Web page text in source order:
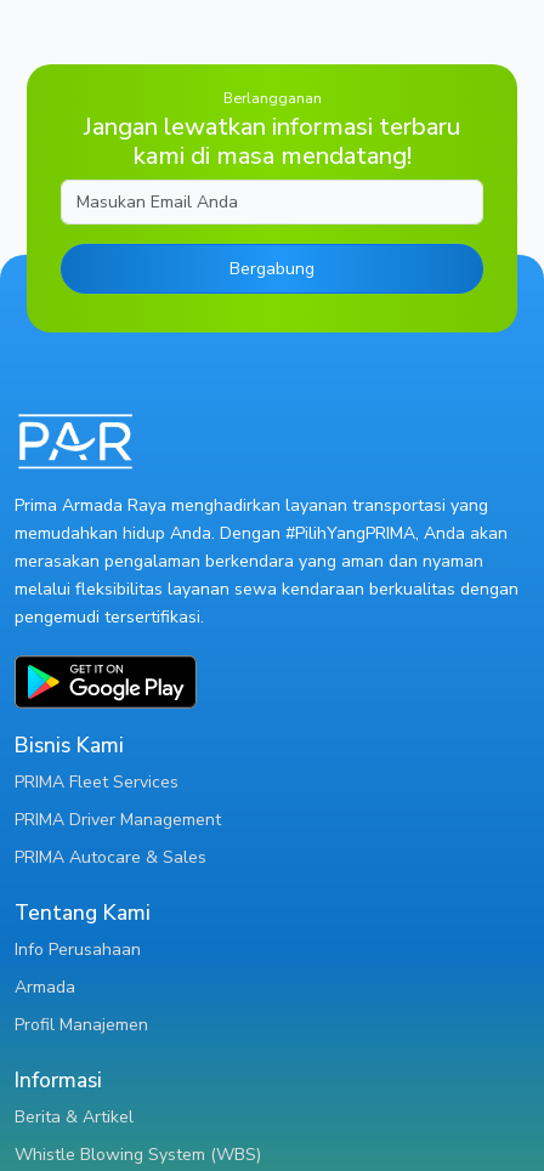
Berlangganan
Jangan lewatkan informasi terbaru
kami di masa mendatang!
Bergabung
Prima Armada Raya menghadirkan layanan transportasi yang
memudahkan hidup Anda. Dengan #PilihYangPRIMA, Anda akan
merasakan pengalaman berkendara yang aman dan nyaman
melalui fleksibilitas layanan sewa kendaraan berkualitas dengan
pengemudi tersertifikasi.
Bisnis Kami
PRIMA Fleet Services
PRIMA Driver Management
PRIMA Autocare & Sales
Tentang Kami
Info Perusahaan
Armada
Profil Manajemen
Informasi
Berita & Artikel
Whistle Blowing System (WBS)